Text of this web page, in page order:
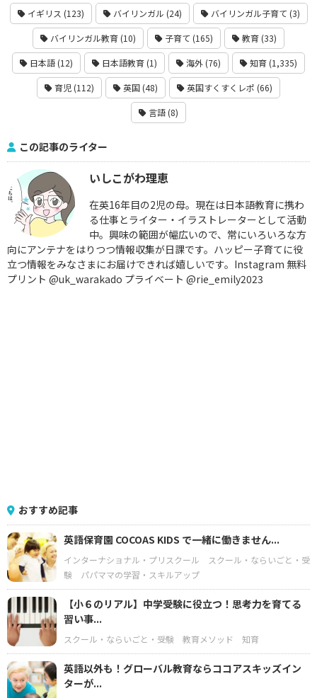
イギリス (123) バイリンガル (24) バイリンガル子育て (3)
バイリンガル教育 (10) 子育て (165) 教育 (33)
日本語 (12) 日本語教育 (1) 海外 (76) 知育 (1,335)
育児 (112) 英国 (48) 英国すくすくレポ (66)
言語 (8)
この記事のライター
いしこがわ理恵
在英16年目の2児の母。現在は日本語教育に携わ
る仕事とライター・イラストレーターとして活動
中。興味の範囲が幅広いので、常にいろいろな方
向にアンテナをはりつつ情報収集が日課です。ハッピー子育てに役
立つ情報をみなさまにお届けできれば嬉しいです。Instagram 無料
プリント @uk_warakado プライベート @rie_emily2023
おすすめ記事
英語保育園 COCOAS KIDS で一緒に働きません...
インターナショナル・プリスクール
スクール・ならいごと・受
験
パパママの学習・スキルアップ
【小６のリアル】中学受験に役立つ！思考力を育てる
習い事...
スクール・ならいごと・受験 教育メソッド 知育
英語以外も！グローバル教育ならココアスキッズイン
ターが...